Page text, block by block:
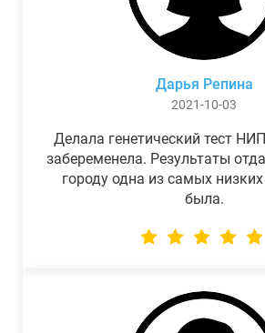
Дарья Репина
2021-10-03
Делала генетический тест
забеременела. Результаты
городу одна из самых
была.